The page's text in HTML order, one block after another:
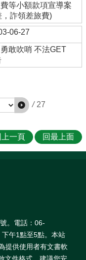
等小額款項宣導案
詐領差旅費)
06-27
敢吹哨 不法GET
/ 27
上一頁 回最上面
。電話：06-
午1點至5點。本站
提供使用者有文書軟